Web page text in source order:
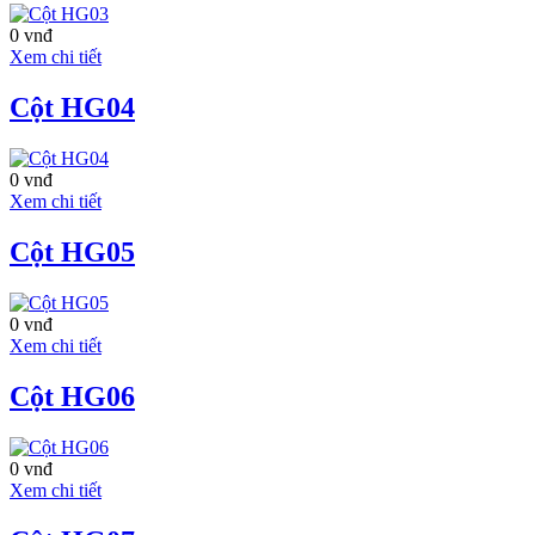
0 vnđ
Xem chi tiết
Cột HG04
0 vnđ
Xem chi tiết
Cột HG05
0 vnđ
Xem chi tiết
Cột HG06
0 vnđ
Xem chi tiết
Khách sạn Mercure
Đà Nẵng
Đà Nẵng tọa lạc trên
bờ sông Hàn ở trung
tâm thành phố Đà
Nẵng. Khách sạn chỉ
cách sân bay Đà
và có 272 phòng nghỉ
chuẩn 4 sao được
quản lý khách sạn nổi
Toàn bộ các phòng
nghỉ đều có trang
đại, có tầm nhìn
núi tuyệt đẹp. Nằm ở